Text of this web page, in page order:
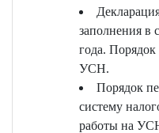
заполнения в
года.
УСН.
Порядок
систему
работы на